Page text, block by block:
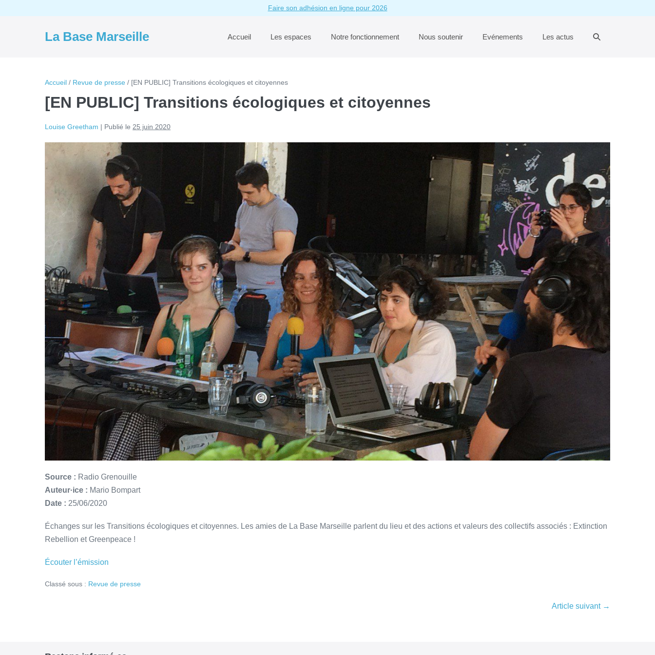
Faire son adhésion en ligne pour 2026
La Base Marseille Accueil Les espaces Notre fonctionnement Nous soutenir Evénements Les actus
Basculer
Accueil / Revue de presse / [EN PUBLIC] Transitions écologiques et citoyennes
[EN PUBLIC] Transitions écologiques et citoyennes
Louise Greetham | Publié le 25 juin 2020
Source : Radio Grenouille
Auteur·ice : Mario Bompart
Date : 25/06/2020
Échanges sur les Transitions écologiques et citoyennes. Les amies de La Base Marseille parlent du lieu et des actions et valeurs des collectifs associés : Extinction
Rebellion et Greenpeace !
Écouter l’émission
Classé sous : Revue de presse
Article suivant →